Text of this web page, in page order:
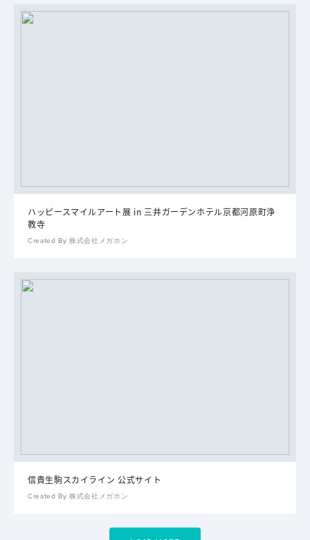
ハッピースマイルアート展 in 三井ガーデンホテル京都河原町浄
教寺
Created By 株式会社メガホン
信貴生駒スカイライン 公式サイト
Created By 株式会社メガホン